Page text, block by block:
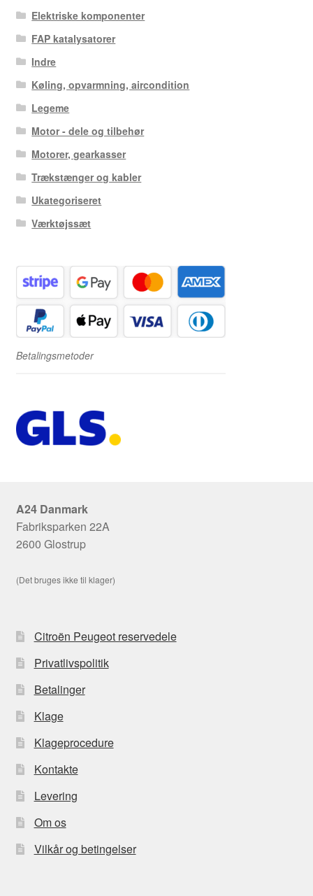
Elektriske komponenter
FAP katalysatorer
Indre
Køling, opvarmning, aircondition
Legeme
Motor - dele og tilbehør
Motorer, gearkasser
Trækstænger og kabler
Ukategoriseret
Værktøjssæt
Betalingsmetoder
A24 Danmark
Fabriksparken 22A
2600 Glostrup
(Det bruges ikke til klager)
Citroën Peugeot reservedele
Privatlivspolitik
Betalinger
Klage
Klageprocedure
Kontakte
Levering
Om os
Vilkår og betingelser